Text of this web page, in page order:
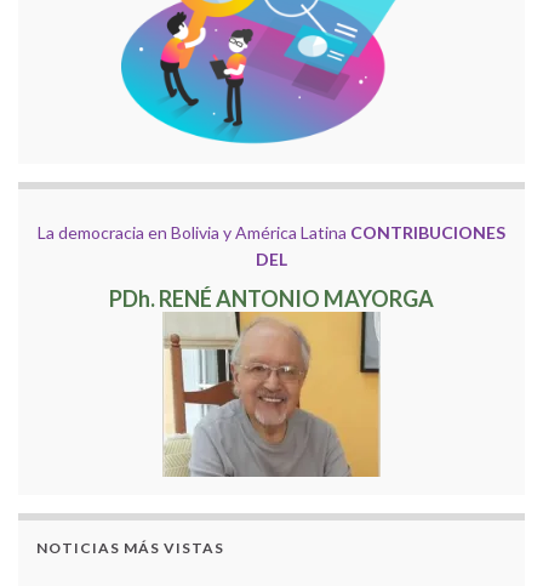
La democracia en Bolivia y América Latina CONTRIBUCIONES
DEL
PDh. RENÉ ANTONIO MAYORGA
NOTICIAS MÁS VISTAS